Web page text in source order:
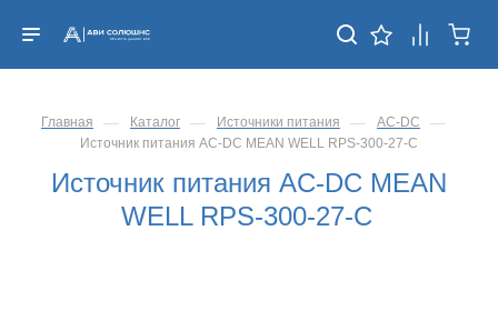
Главная — Каталог — Источники питания — AC-DC —
Источник питания AC-DC MEAN WELL RPS-300-27-C
Источник питания AC-DC MEAN
WELL RPS-300-27-C